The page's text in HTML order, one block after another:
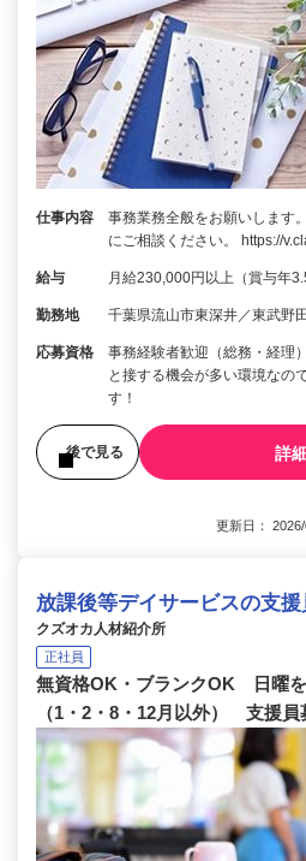
仕事内容
事務業務全般をお願いします
にご相談ください。 https://
給与 月給230,000円以上（賞与年
勤務地 千葉県流山市東深井／東武野
応募資格
事務経験者歓迎（総務・経
と接する機会が多い環境なの
す！
後で見る 詳
更新日：
放課後等デイサービスの支援
クズオカ人材紹介所
正社員
無資格OK・ブランクOK 日曜を
（1・2・8・12月以外） 支援員